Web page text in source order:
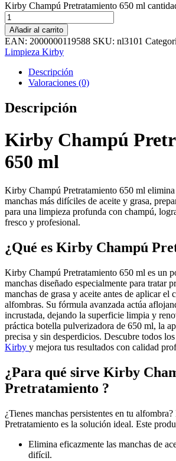
Kirby Champú Pretratamiento 650 ml
Añadir al carrito
EAN: 2000000119588 SKU: nl3101
Limpieza Kirby
Descripción
Valoraciones (0)
Descripción
Kirby Champú
650 ml
Kirby Champú Pretratamiento 650 ml
manchas más difíciles de aceite y grasa,
para una limpieza profunda con champú,
fresco y profesional.
¿Qué es Kirby Champú
Kirby Champú Pretratamiento 650 ml es un
manchas diseñado especialmente para tratar
manchas de grasa y aceite antes de aplicar el
alfombras. Su fórmula avanzada actúa
incrustada, dejando la superficie limpia y
práctica botella pulverizadora de 650 ml, la
precisa y sin desperdicios. Descubre todos los
Kirby y mejora tus resultados con calidad
¿Para qué sirve Kirby
Pretratamiento ?
¿Tienes manchas persistentes en tu
Pretratamiento es la solución ideal. Este
Elimina eficazmente las manchas de
difícil.